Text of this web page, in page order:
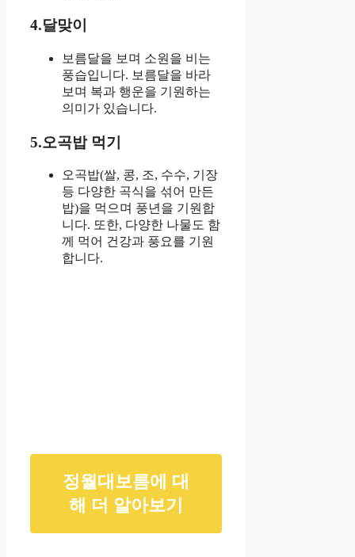
4.달맞이
보름달을 보며 소원을 비는
풍습입니다. 보름달을 바라
보며 복과 행운을 기원하는
의미가 있습니다.
5.오곡밥 먹기
오곡밥(쌀, 콩, 조, 수수, 기장
등 다양한 곡식을 섞어 만든
밥)을 먹으며 풍년을 기원합
니다. 또한, 다양한 나물도 함
께 먹어 건강과 풍요를 기원
합니다.
정월대보름에 대
해 더 알아보기